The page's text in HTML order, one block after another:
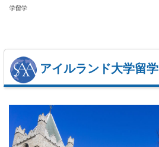
学留学
アイルランド大学留学